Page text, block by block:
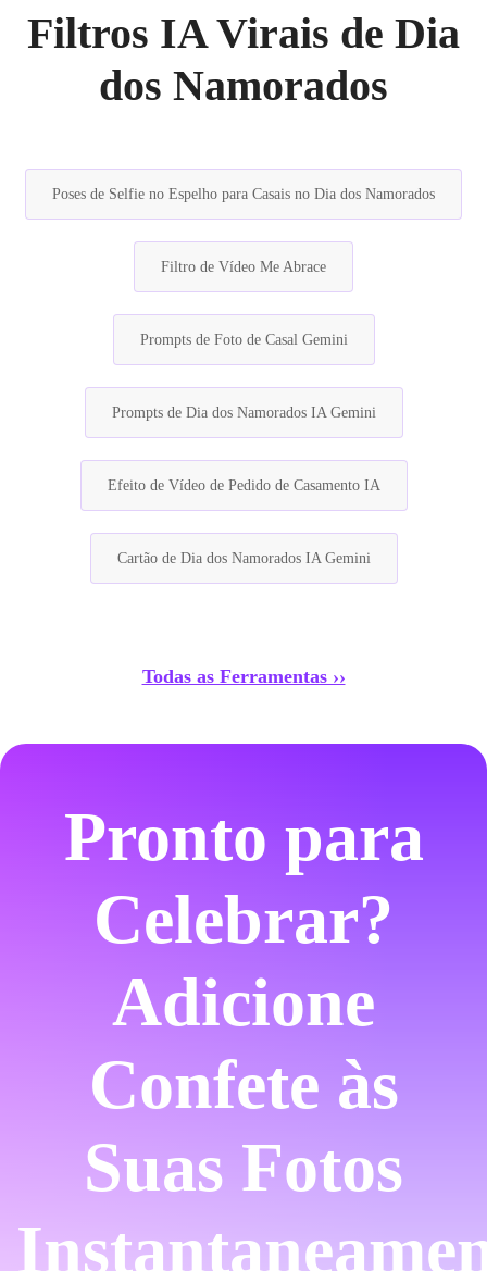
Filtros IA Virais de Dia
dos Namorados
Poses de Selfie no Espelho para Casais no Dia dos Namorados
Filtro de Vídeo Me Abrace
Prompts de Foto de Casal Gemini
Prompts de Dia dos Namorados IA Gemini
Efeito de Vídeo de Pedido de Casamento IA
Cartão de Dia dos Namorados IA Gemini
Todas as Ferramentas ››
Pronto para
Celebrar?
Adicione
Confete às
Suas Fotos